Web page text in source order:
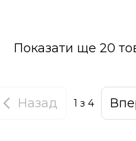
Показати ще 20
Назад 1 з 4